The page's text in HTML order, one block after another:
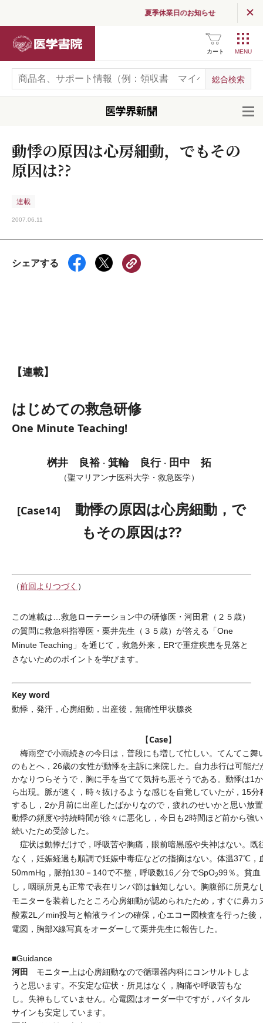
夏季休業日のお知らせ
カート
動悸の原因は心房細動，でもその
原因は??
連載
2007.06.11
シェアする
【連載】
はじめての救急研修
One Minute Teaching!
桝井 良裕・ 箕輪 良行・ 田中 拓
（聖マリアンナ医科大学・救急医学）
[Case14]
動悸の原因は心房細動，で
もその原因は??
（前回よりつづく ）
この連載は…救急ローテーション中の研修医・河田君（２５歳）
の質問に救急科指導医・栗井先生（３５歳）が答える「One
Minute Teaching」を通じて，救急外来，ERで重症疾患を見落と
さないためのポイントを学びます。
Key word
動悸，発汗，心房細動，出産後，無痛性甲状腺炎
【Case】
梅雨空で小雨続きの今日は，普段にも増して忙しい。てんてこ舞
のもとへ，26歳の女性が動悸を主訴に来院した。自力歩行は可能だ
かなりつらそうで，胸に手を当てて気持ち悪そうである。動悸は1
ら出現。脈が速く，時々抜けるような感じを自覚していたが，15分
するし，2か月前に出産したばかりなので，疲れのせいかと思い放
動悸の頻度や持続時間が徐々に悪化し，今日も2時間ほど前から強
続いたため受診した。
症状は動悸だけで，呼吸苦や胸痛，眼前暗黒感や失神はない。既
なく，妊娠経過も順調で妊娠中毒症などの指摘はない。体温37℃，
50mmHg，脈拍130－140で不整，呼吸数16／分でSpO299％。貧血
し，咽頭所見も正常で表在リンパ節は触知しない。胸腹部に所見な
モニターを装着したところ心房細動が認められたため，すぐに鼻カ
酸素2L／min投与と輸液ラインの確保，心エコー図検査を行った後
電図，胸部X線写真をオーダーして栗井先生に報告した。
■Guidance
河田 モニター上は心房細動なので循環器内科にコンサルトしよ
うと思います。不安定な症状・所見はなく，胸痛や呼吸苦もな
し。失神もしていません。心電図はオーダー中ですが，バイタル
サインも安定しています。